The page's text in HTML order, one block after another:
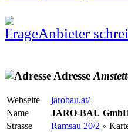
Anbieter
Adresse
Webseite
jarobau.at/
Name
JARO-BAU
Strasse
Ramsau 20/2 «